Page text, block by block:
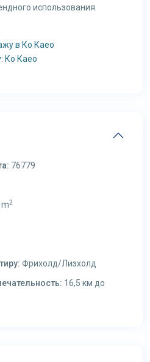
использования.
в Ко Каео
Ко Каео
76779
2
Фрихолд/Лизхолд
16,5 км до